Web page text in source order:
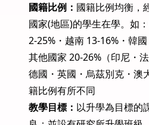
國籍比例： 國籍比例均衡，
國家(地區)的學生在學。如
2-25%・越南 13-16%・韓國
其他國家 20-26%（印尼・
德國・英國・烏茲別克・澳
籍比例有所不同
教學目標： 以升學為目標的